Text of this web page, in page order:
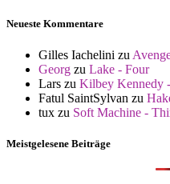
Neueste Kommentare
Gilles Iachelini zu
Georg zu Lake - Four
Lars zu Kilbey Kennedy
Fatul SaintSylvan zu
tux zu Soft Machine -
Meistgelesene Beiträge